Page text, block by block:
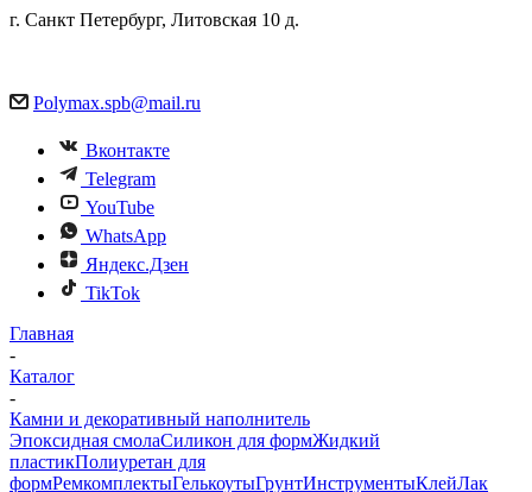
г. Санкт Петербург, Литовская 10 д.
Polymax.spb@mail.ru
Вконтакте
Telegram
YouTube
WhatsApp
Яндекс.Дзен
TikTok
Главная
-
Каталог
-
Камни и декоративный наполнитель
Эпоксидная смолаСиликон для формЖидкий
пластикПолиуретан для
формРемкомплектыГелькоутыГрунтИнструментыКлейЛак